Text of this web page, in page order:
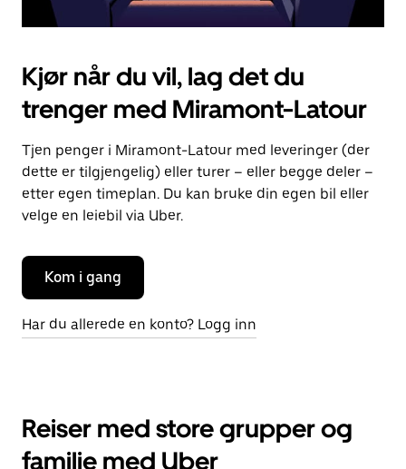
Kjør når du vil, lag det du
trenger med Miramont-Latour
Tjen penger i Miramont-Latour med leveringer (der
dette er tilgjengelig) eller turer – eller begge deler –
etter egen timeplan. Du kan bruke din egen bil eller
velge en leiebil via Uber.
Kom i gang
Har du allerede en konto? Logg inn
Reiser med store grupper og
familie med Uber